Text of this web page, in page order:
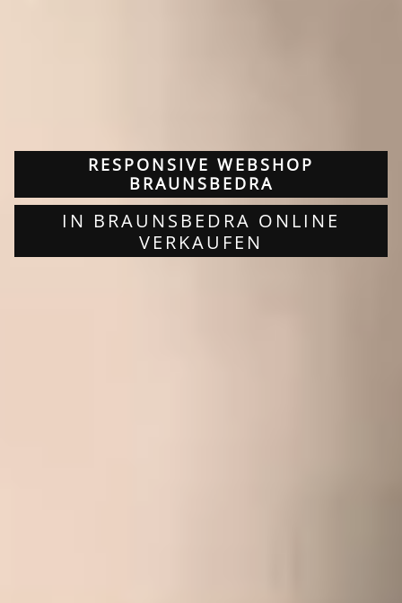
RESPONSIVE WEBSHOP
BRAUNSBEDRA
IN BRAUNSBEDRA ONLINE
VERKAUFEN